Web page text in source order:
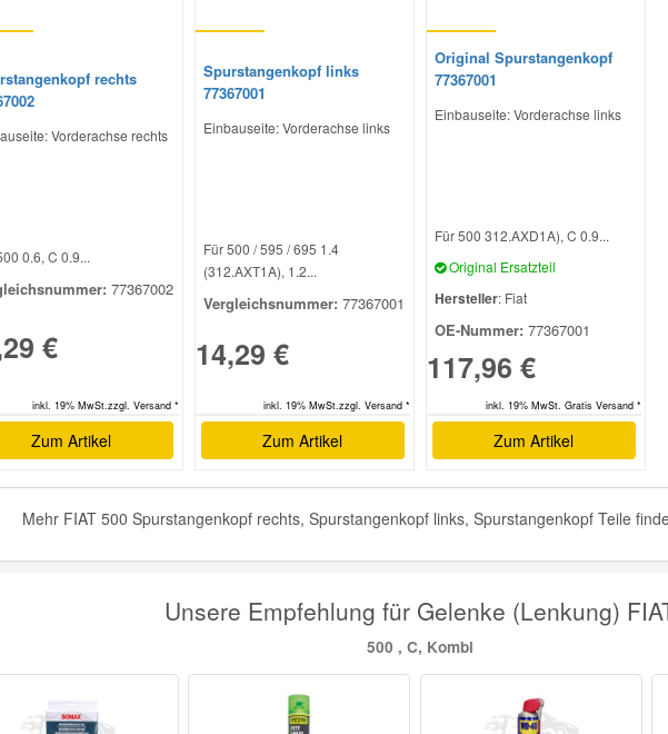
rechts
Vorderachse rechts
0.6, C 0.9...
77367002
€
inkl. 19% MwSt.zzgl. Versand *
Zum Artikel
Spurstangenkopf links
77367001
Einbauseite: Vorderachse links
Für 500 / 595 / 695 1.4
(312.AXT1A), 1.2...
Vergleichsnummer: 77367001
14,29 €
inkl. 19% MwSt.zzgl. Versand *
Zum Artikel
Original Spurstangenkopf
77367001
Einbauseite: Vorderachse links
Für 500 312.AXD1A), C 0.9...
Original Ersatzteil
Hersteller: Fiat
OE-Nummer: 77367001
117,96 €
inkl. 19% MwSt. Gratis Versand *
Zum Artikel
Mehr FIAT 500 Spurstangenkopf rechts, Spurstangenkopf links, Spurstangenkopf Teile
Unsere Empfehlung für Gelenke (Lenkung)
500 , C, Kombi